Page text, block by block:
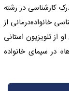
او مدرک کارشناسی در رشته
خانواده‌درمانی از
از تلویزیون استانی
در سیمای خانواده